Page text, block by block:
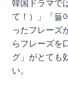
韓国ドラマで
て！）」「들
ったフレーズ
らフレーズを
グ」がとても
い。